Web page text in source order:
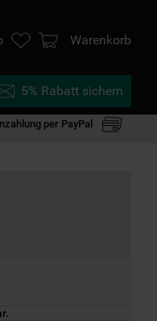
Warenkorb
5% Rabatt sichern
per PayPal